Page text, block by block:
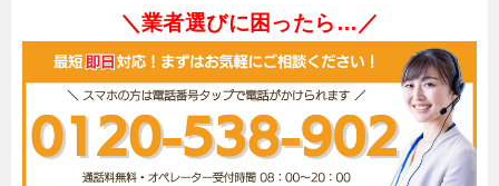
＼業者選びに困ったら…／